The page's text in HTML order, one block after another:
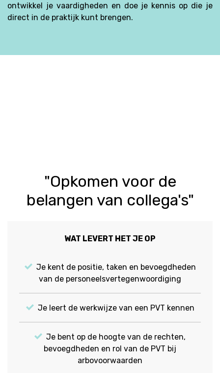
ontwikkel je vaardigheden en doe je kennis op die je
direct in de praktijk kunt brengen.
"Opkomen voor de
belangen van collega's"
WAT LEVERT HET JE OP
Je kent de positie, taken en bevoegdheden
van de personeelsvertegenwoordiging
Je leert de werkwijze van een PVT kennen
Je bent op de hoogte van de rechten,
bevoegdheden en rol van de PVT bij
arbovoorwaarden